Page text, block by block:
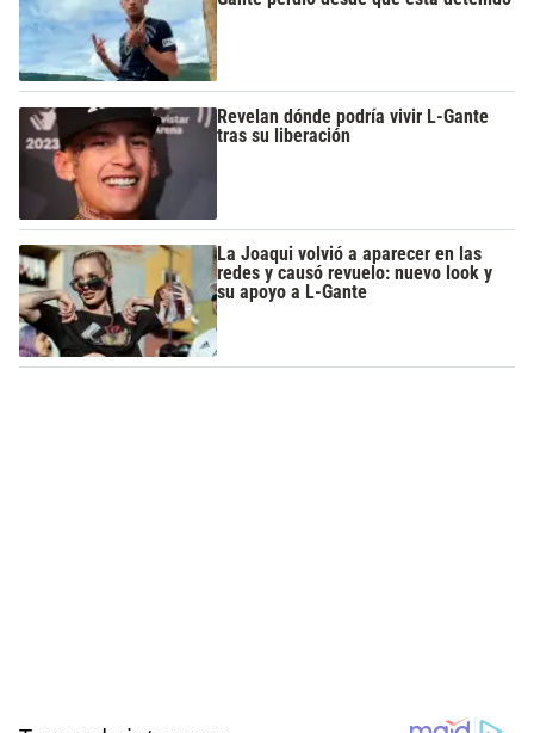
Revelan dónde podría vivir L-Gante
tras su liberación
La Joaqui volvió a aparecer en las
redes y causó revuelo: nuevo look y
su apoyo a L-Gante